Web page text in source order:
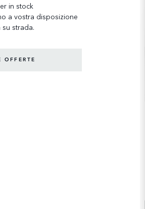
in stock
a vostra disposizione
strada.
OFFERTE